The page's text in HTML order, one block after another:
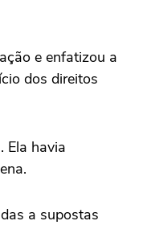
e enfatizou a
dos direitos
Ela havia
a supostas